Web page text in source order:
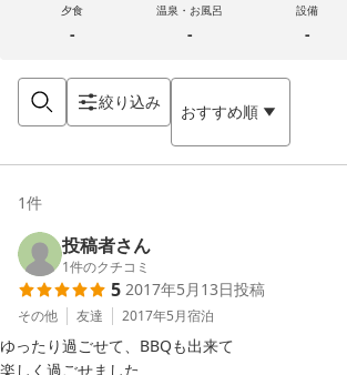
夕食
-
温泉・お風呂
-
設備
-
絞り込み おすすめ順
1件
投稿者さん
1件のクチコミ
5 2017年5月13日投稿
その他 友達 2017年5月宿泊
ゆったり過ごせて、BBQも出来て
楽しく過ごせました